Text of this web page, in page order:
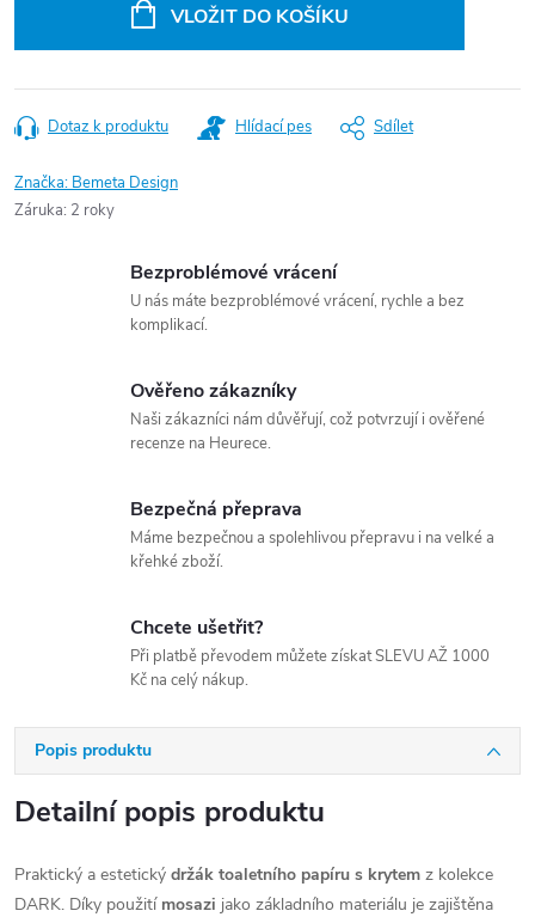
VLOŽIT DO KOŠÍKU
Dotaz k produktu Hlídací pes Sdílet
Značka: Bemeta Design
Záruka: 2 roky
Bezproblémové vrácení
U nás máte bezproblémové vrácení, rychle a bez
komplikací.
Ověřeno zákazníky
Naši zákazníci nám důvěřují, což potvrzují i ověřené
recenze na Heurece.
Bezpečná přeprava
Máme bezpečnou a spolehlivou přepravu i na velké a
křehké zboží.
Chcete ušetřit?
Při platbě převodem můžete získat SLEVU AŽ 1000
Kč na celý nákup.
Popis produktu
Detailní popis produktu
Praktický a estetický držák toaletního papíru s krytem z kolekce
DARK. Díky použití mosazi jako základního materiálu je zajištěna